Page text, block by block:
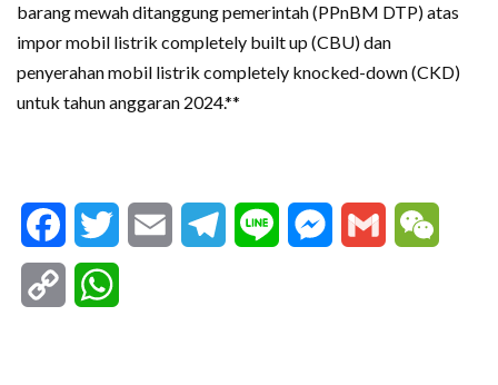
barang mewah ditanggung pemerintah (PPnBM DTP) atas
impor mobil listrik completely built up (CBU) dan
penyerahan mobil listrik completely knocked-down (CKD)
untuk tahun anggaran 2024.**
FacebookTwitter Email Telegram
Line Messenger
Gmail
Copy